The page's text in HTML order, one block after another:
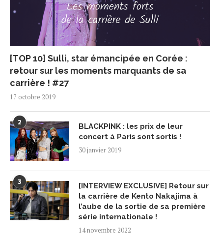
[TOP 10] Sulli, star émancipée en Corée :
retour sur les moments marquants de sa
carrière ! #27
17 octobre 2019
2
BLACKPINK : les prix de leur
concert à Paris sont sortis !
30 janvier 2019
3
[INTERVIEW EXCLUSIVE] Retour sur
la carrière de Kento Nakajima à
l’aube de la sortie de sa première
série internationale !
14 novembre 2022